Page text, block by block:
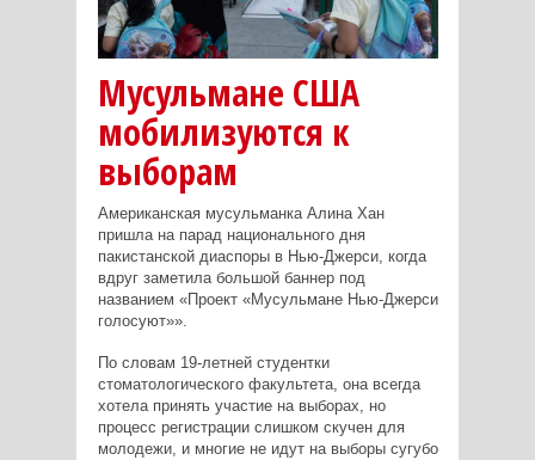
Мусульмане США
мобилизуются к
выборам
Американская мусульманка Алина Хан
пришла на парад национального дня
пакистанской диаспоры в Нью-Джерси, когда
вдруг заметила большой баннер под
названием «Проект «Мусульмане Нью-Джерси
голосуют»».
По словам 19-летней студентки
стоматологического факультета, она всегда
хотела принять участие на выборах, но
процесс регистрации слишком скучен для
молодежи, и многие не идут на выборы сугубо